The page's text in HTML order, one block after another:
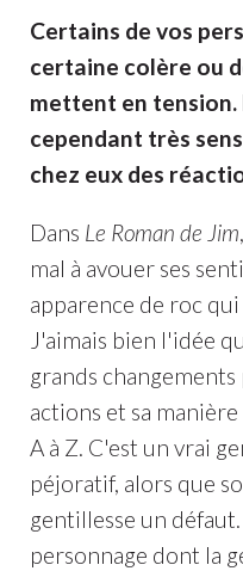
Certains de vos
certaine colère ou
mettent en
cependant très
chez eux des
Dans Le Roman de Jim
mal à avouer ses
apparence de roc qui
J'aimais bien l'idée
grands changements
actions et sa
A à Z. C'est un vrai
péjoratif, alors que
gentillesse un
personnage dont la